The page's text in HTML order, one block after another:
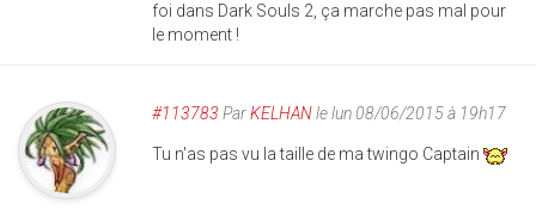
foi dans Dark Souls 2, ça marche pas mal pour
le moment !
#113783 ParKELHANle lun 08/06/2015 à 19h17
Tu n'as pas vu la taille de ma twingo Captain